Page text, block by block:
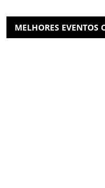
MELHORES EVENTOS